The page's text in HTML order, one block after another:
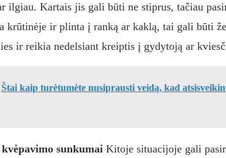
ilgiau. Kartais jis gali būti ne stiprus, tačiau
krūtinėje ir plinta į ranką ar kaklą, tai gali būti
ir reikia nedelsiant kreiptis į gydytoją ar
Štai kaip turėtumėte nusiprausti veidą, kad
sunkumai Kitoje situacijoje gali